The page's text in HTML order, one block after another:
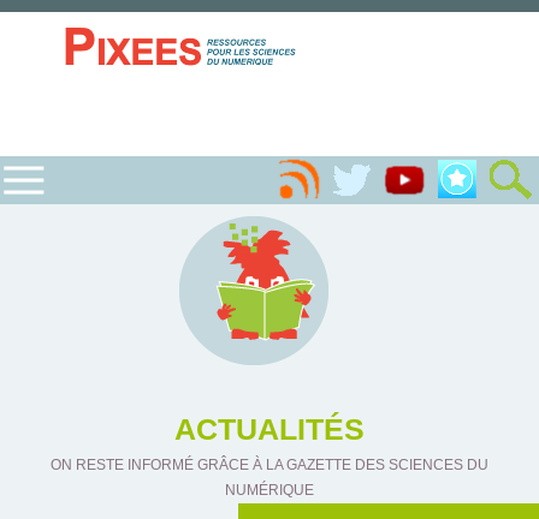
ACTUALITÉS
ON RESTE INFORMÉ GRÂCE À LA GAZETTE DES SCIENCES DU
NUMÉRIQUE